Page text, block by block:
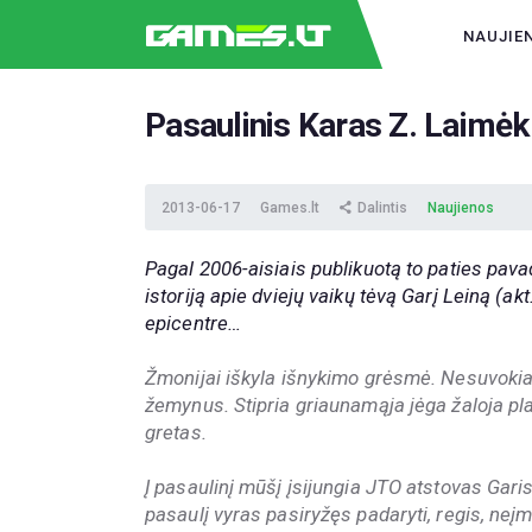
Pasaulinis Karas Z.
2013-06-17 Games.lt Dalintis Naujienos
Pagal 2006-aisiais publikuotą to paties
istoriją apie dviejų vaikų tėvą Garį Leiną
epicentre…
Žmonijai iškyla išnykimo grėsmė.
žemynus. Stipria griaunamąja jėga žaloja
gretas.
Į pasaulinį mūšį įsijungia JTO atstovas
pasaulį vyras pasiryžęs padaryti, regis,